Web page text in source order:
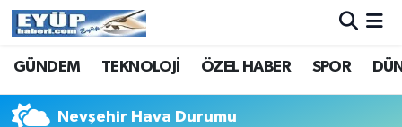
GÜNDEM TEKNOLOJİ ÖZEL HABER SPOR
Nevşehir Hava Durumu